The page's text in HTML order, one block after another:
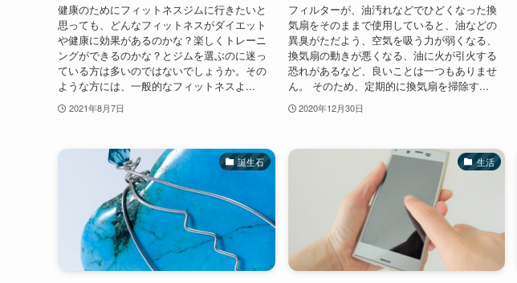
健康のためにフィットネスジムに行きたいと
思っても、どんなフィットネスがダイエット
や健康に効果があるのかな？楽しくトレーニ
ングができるのかな？とジムを選ぶのに迷っ
ている方は多いのではないでしょうか。その
ような方には、一般的なフィットネスよ...
2021年8月7日
フィルターが、油汚れなどでひどくなった換
気扇をそのままで使用していると、油などの
異臭がただよう、空気を吸う力が弱くなる、
換気扇の動きが悪くなる、油に火が引火する
恐れがあるなど、良いことは一つもありませ
ん。 そのため、定期的に換気扇を掃除す...
2020年12月30日
誕生石 生活